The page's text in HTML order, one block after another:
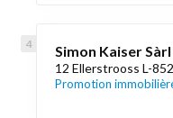
Simon Kaiser Sàrl
12 Ellerstrooss L-
Promotion